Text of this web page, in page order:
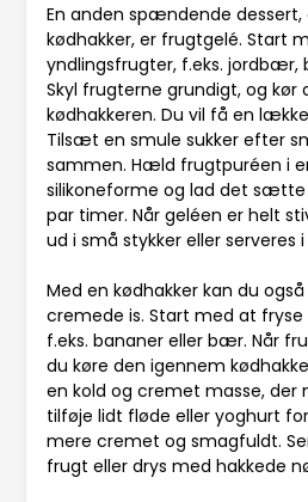
En anden spændende
kødhakker, er frugtgelé. Start
yndlingsfrugter, f.eks.
Skyl frugterne grundigt, og kør
kødhakkeren. Du vil få en
Tilsæt en smule sukker efter
sammen. Hæld frugtpuréen i
silikoneforme og lad det sætte
par timer. Når geléen er helt
ud i små stykker eller serveres
Med en kødhakker kan du
cremede is. Start med at
f.eks. bananer eller bær. Når
du køre den igennem
en kold og cremet masse, der
tilføje lidt fløde eller yoghurt
mere cremet og smagfuldt.
frugt eller drys med hakkede